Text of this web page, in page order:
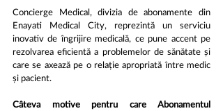
Concierge Medical, divizia de abonamente din
Enayati Medical City, reprezintă un serviciu
inovativ de îngrijire medicală, ce pune accent pe
rezolvarea eficientă a problemelor de sănătate și
care se axează pe o relație apropriată între medic
și pacient.
Câteva motive pentru care Abonamentul